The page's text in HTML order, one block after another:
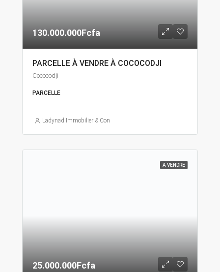
130.000.000Fcfa
PARCELLE À VENDRE À COCOCODJI
Cococodji
PARCELLE
Ladynad Immobilier & Construction
A VENDRE
25.000.000Fcfa